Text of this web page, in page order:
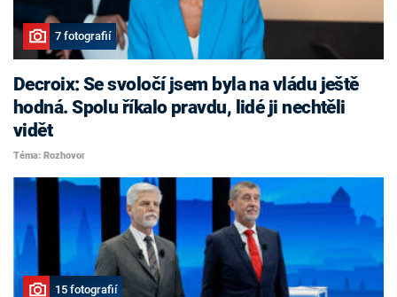
7 fotografií
Decroix: Se svoločí jsem byla na vládu ještě
hodná. Spolu říkalo pravdu, lidé ji nechtěli
vidět
Téma: Rozhovor
15 fotografií